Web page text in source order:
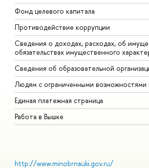
Фонд целевого капитала
Противодействие коррупции
Сведения о доходах, расходах, об
обязательствах имущественного
Сведения об образовательной
Людям с ограниченными возможностями
Единая платежная страница
Работа в Вышке
http://www.minobrnauki.gov.ru/